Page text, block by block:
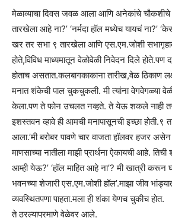
मेळाव्याचा दिवस जवळ आला आणि अनेकांचे
तारखेला आहे ना?’ ‘नर्मदा हॉल मध्येच यायचं ना?’
खर तर सभा ९ तारखेला आणि एस.एम.जोशी सभागृहात
होते,विविध माध्यमातून वेळोवेळी निवेदन दिले होते.पण
होताच असतात.कलबागकाकाना तारीख,वेळ ठिकाण
मनात शंकेची पाल चुकचुकली. मी त्यांना वेगवेगळ्या
केला.पण ते फोन उचलत नव्हते. ते येऊ शकले नाही
इशस्तवन व्हावे ही आमची मनापासूनची इच्छा होती.९
आला.’मी बरोबर पावणे चार वाजता हॉलवर हजर असेन
माणसाच्या नातीला माझी प्रार्थना ऐकायची आहे.
आम्ही येऊ?’ ‘हॉल माहित आहे ना’? मी खात्री करून
भवनच्या शेजारी एस.एम.जोशी हॉल’.माझा जीव
व्यवस्थितपणा पाहता.मला ही शंका येणच चुकीच होत.
ते ठरल्याप्रमाणे वेळेवर आले.